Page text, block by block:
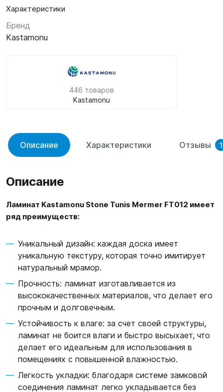
Характеристики
Бренд
Kastamonu
446 товаров
Kastamonu
Описание Характеристики Отзывы 1
Описание
Ламинат Kastamonu Stone Tunis Mermer FT012 имеет
ряд преимуществ:
Уникальный дизайн: каждая доска имеет
уникальную текстуру, которая точно имитирует
натуральный мрамор.
Прочность: ламинат изготавливается из
высококачественных материалов, что делает его
прочным и долговечным.
Устойчивость к влаге: за счет своей структуры,
ламинат не боится влаги и быстро высыхает, что
делает его идеальным для использования в
помещениях с повышенной влажностью.
Легкость укладки: благодаря системе замковой
соединения ламинат легко укладывается без